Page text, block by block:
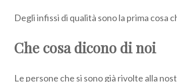
Degli infissi di qualità sono la prima cosa
Che cosa dicono di noi
Le persone che si sono già rivolte alla